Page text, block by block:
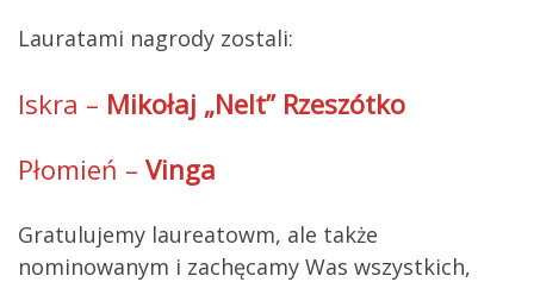
Lauratami nagrody zostali:
Iskra – Mikołaj „Nelt” Rzeszótko
Płomień – Vinga
Gratulujemy laureatowm, ale także
nominowanym i zachęcamy Was wszystkich,